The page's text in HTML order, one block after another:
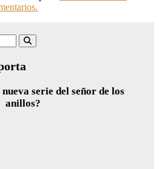
serie del señor de los
anillos?